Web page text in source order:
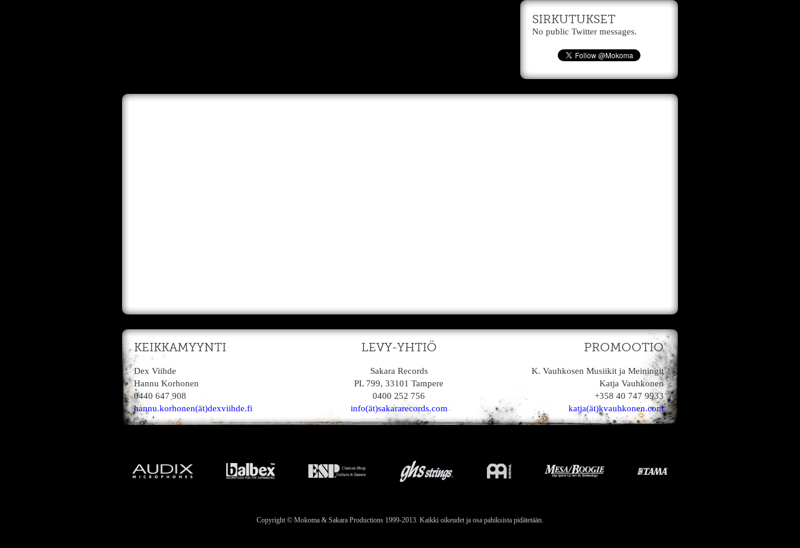
SIRKUTUKSET
No public Twitter messages.
KEIKKAMYYNTI
Dex Viihde
Hannu Korhonen
0440 647 908
hannu.korhonen(ät)dexviihde.fi
LEVY-YHTIÖ
Sakara Records
PL 799, 33101 Tampere
0400 252 756
info(ät)sakararecords.com
PROMOOTIO
K. Vauhkosen Musiikit ja Meiningit
Katja Vauhkonen
+358 40 747 9933
katja(ät)kvauhkonen.com
Copyright © Mokoma & Sakara Productions 1999-2013. Kaikki oikeudet ja osa pahiksista pidätetään.